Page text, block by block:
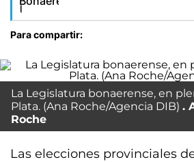
Para compartir:
La Legislatura bonaerense, en
Plata. (Ana Roche/Agencia DIB)
Roche
Las elecciones provinciales